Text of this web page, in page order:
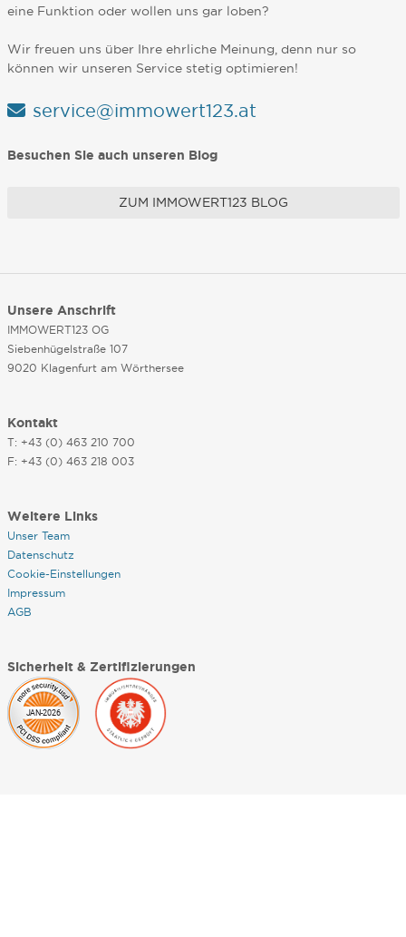
eine Funktion oder wollen uns gar loben?
Wir freuen uns über Ihre ehrliche Meinung, denn nur so
können wir unseren Service stetig optimieren!
service@immowert123.at
Besuchen Sie auch unseren Blog
ZUM IMMOWERT123 BLOG
Unsere Anschrift
IMMOWERT123 OG
Siebenhügelstraße 107
9020 Klagenfurt am Wörthersee
Kontakt
T: +43 (0) 463 210 700
F: +43 (0) 463 218 003
Weitere Links
Unser Team
Datenschutz
Cookie-Einstellungen
Impressum
AGB
Sicherheit & Zertifizierungen